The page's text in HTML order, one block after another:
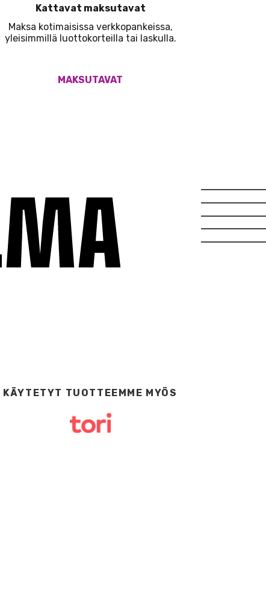
Kattavat maksutavat
Maksa kotimaisissa verkkopankeissa,
yleisimmillä luottokorteilla tai laskulla.
MAKSUTAVAT
KÄYTETYT TUOTTEEMME MYÖS